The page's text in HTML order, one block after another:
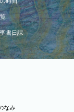
書日課
なみ